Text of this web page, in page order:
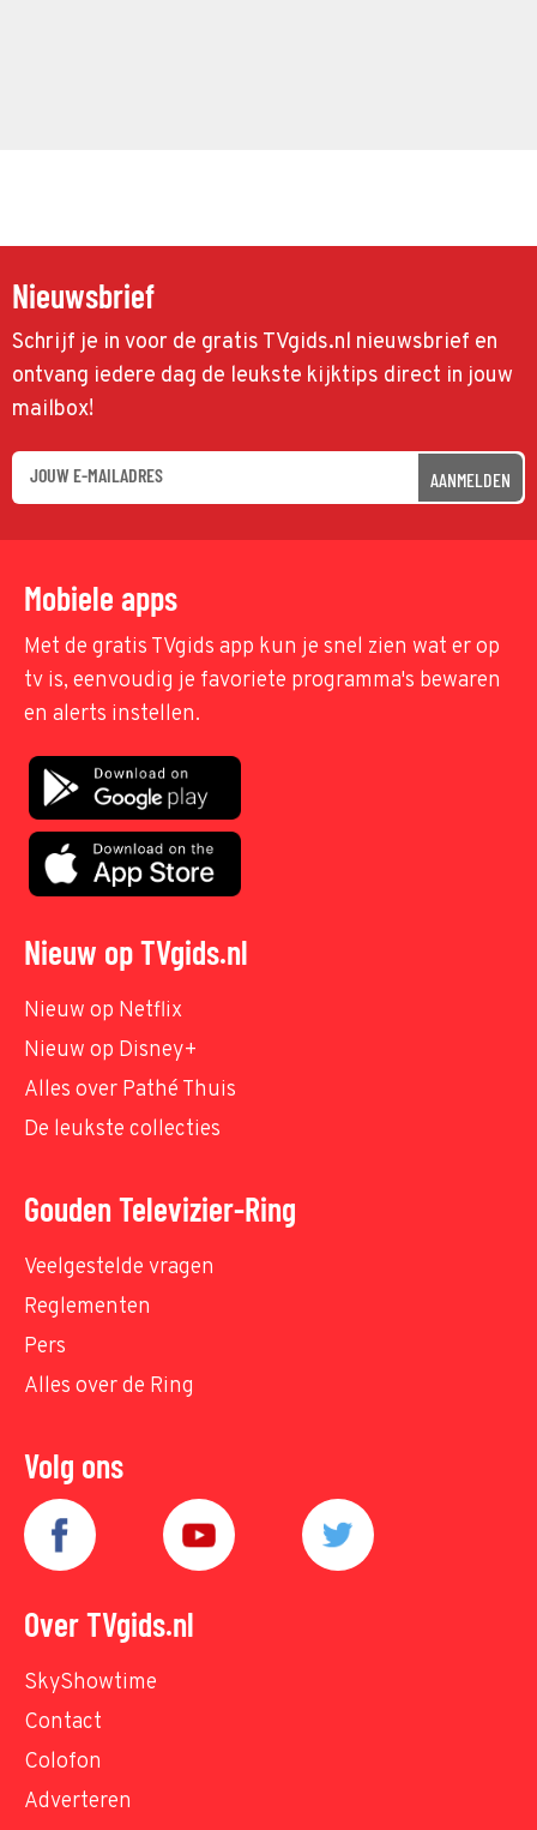
Nieuwsbrief
Schrijf je in voor de gratis TVgids.nl nieuwsbrief en
ontvang iedere dag de leukste kijktips direct in jouw
mailbox!
AANMELDEN
Mobiele apps
Met de gratis TVgids app kun je snel zien wat er op
tv is, eenvoudig je favoriete programma's bewaren
en alerts instellen.
Nieuw op TVgids.nl
Nieuw op Netflix
Nieuw op Disney+
Alles over Pathé Thuis
De leukste collecties
Gouden Televizier-Ring
Veelgestelde vragen
Reglementen
Pers
Alles over de Ring
Volg ons
Over TVgids.nl
SkyShowtime
Contact
Colofon
Adverteren